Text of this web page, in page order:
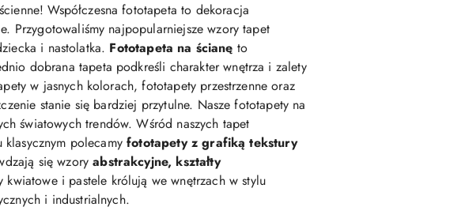
Współczesna fototapeta to dekoracja
Przygotowaliśmy najpopularniejsze wzory tapet
i nastolatka. Fototapeta na ścianę to
dobrana tapeta podkreśli charakter wnętrza i zalety
w jasnych kolorach, fototapety przestrzenne oraz
stanie się bardziej przytulne. Nasze fototapety na
światowych trendów. Wśród naszych tapet
klasycznym polecamyfototapety z grafiką tekstury
się wzoryabstrakcyjne, kształty
kwiatowe i pastele królują we wnętrzach w stylu
i industrialnych.